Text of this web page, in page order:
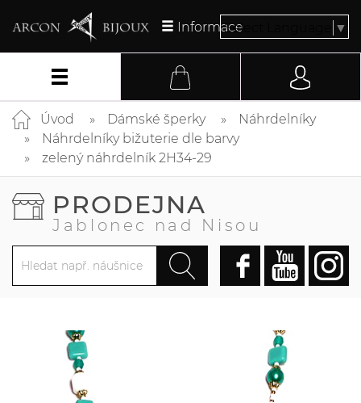
InformaceSelect Language ▼
Úvod Dámské šperky
Náhrdelníky
Náhrdelníky bižuterie dle barvy
zelený náhrdelník 2H34-29
PRODEJNA
Jablonec nad Nisou